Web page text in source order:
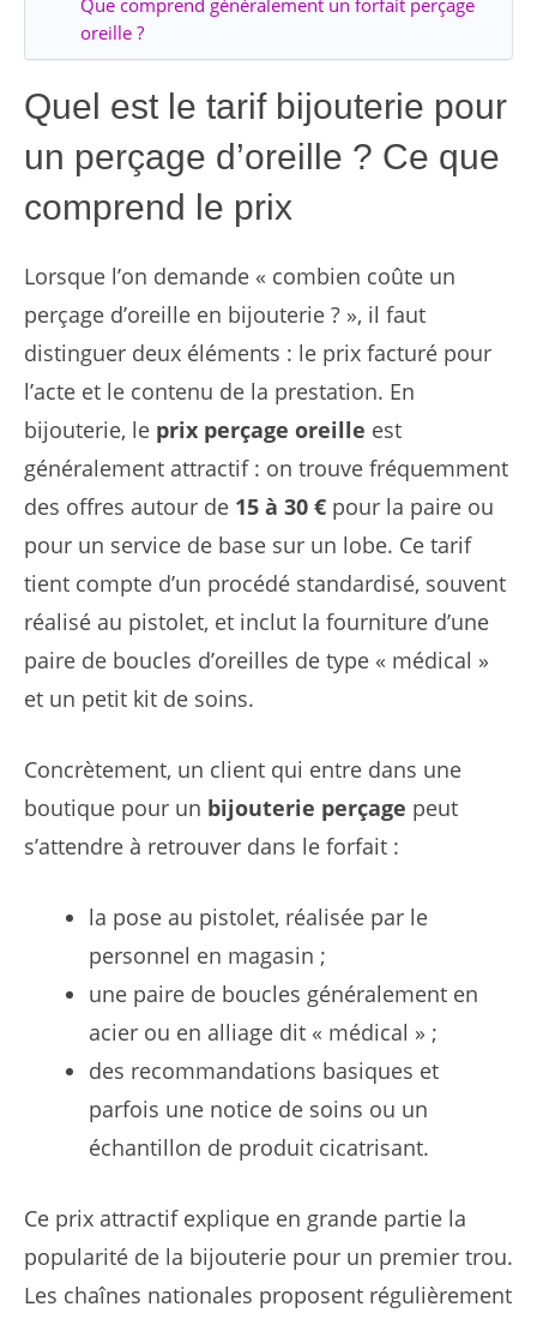
Que comprend généralement un forfait perçage
oreille ?
Quel est le tarif bijouterie pour
un perçage d’oreille ? Ce que
comprend le prix
Lorsque l’on demande « combien coûte un
perçage d’oreille en bijouterie ? », il faut
distinguer deux éléments : le prix facturé pour
l’acte et le contenu de la prestation. En
bijouterie, le prix perçage oreille est
généralement attractif : on trouve fréquemment
des offres autour de 15 à 30 € pour la paire ou
pour un service de base sur un lobe. Ce tarif
tient compte d’un procédé standardisé, souvent
réalisé au pistolet, et inclut la fourniture d’une
paire de boucles d’oreilles de type « médical »
et un petit kit de soins.
Concrètement, un client qui entre dans une
boutique pour un bijouterie perçage peut
s’attendre à retrouver dans le forfait :
la pose au pistolet, réalisée par le
personnel en magasin ;
une paire de boucles généralement en
acier ou en alliage dit « médical » ;
des recommandations basiques et
parfois une notice de soins ou un
échantillon de produit cicatrisant.
Ce prix attractif explique en grande partie la
popularité de la bijouterie pour un premier trou.
Les chaînes nationales proposent régulièrement